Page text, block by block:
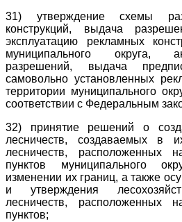
31) утверждение схемы
конструкций, выдача
эксплуатацию рекламных
муниципального округа,
разрешений, выдача
самовольно установленных
территории муниципального
соответствии с Федеральным
32) принятие решений о
лесничеств, создаваемых в
лесничеств, расположенных
пунктов муниципального
изменении их границ, а также
и утверждения
лесничеств, расположенных
пунктов;